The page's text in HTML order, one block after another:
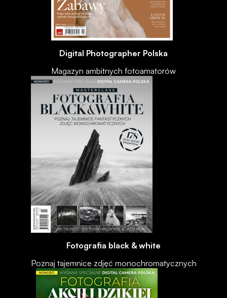
Digital Photographer Polska
Magazyn ambitnych fotoamatorów
Fotografia black & white
Poznaj tajemnice zdjęć monochromatycznych